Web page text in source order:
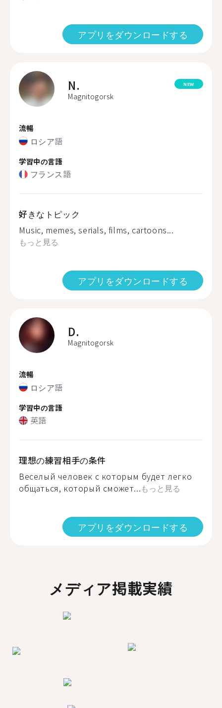
アプリをダウンロードする
N.
Magnitogorsk
NEW
流暢
ロシア語
学習中の言語
フランス語
好きなトピック
Music, memes, serials, films, cartoons...
もっと見る
アプリをダウンロードする
D.
Magnitogorsk
流暢
ロシア語
学習中の言語
英語
理想の練習相手の条件
Веселый человек с которым будет легко
общаться, который сможет...もっと見る
アプリをダウンロードする
メディア掲載実績